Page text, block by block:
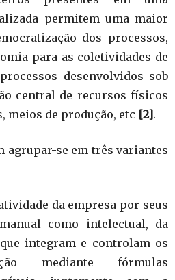
permitem uma maior
dos processos,
para as coletividades de
desenvolvidos sob
central de recursos físicos
meios de produção, etc [2].
agrupar-se em três variantes
da empresa por seus
como intelectual, da
integram e controlam os
mediante fórmulas